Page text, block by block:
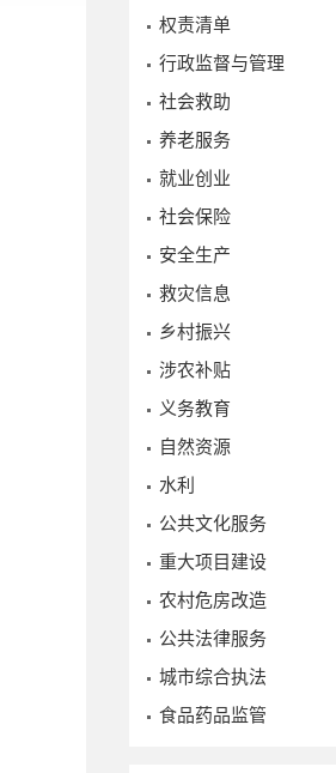
权责清单
行政监督与管理
社会救助
养老服务
就业创业
社会保险
安全生产
救灾信息
乡村振兴
涉农补贴
义务教育
自然资源
水利
公共文化服务
重大项目建设
农村危房改造
公共法律服务
城市综合执法
食品药品监管